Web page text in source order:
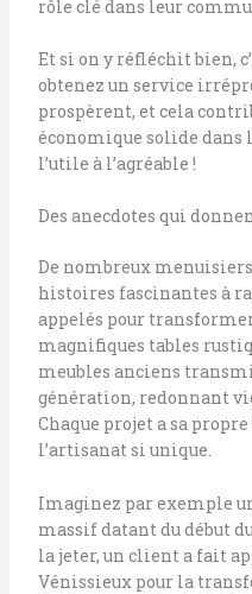
rôle clé dans leur
Et si on y réfléchit bien,
obtenez un service
prospèrent, et cela
économique solide dans
l’utile à l’agréable !
Des anecdotes qui
De nombreux
histoires fascinantes à
appelés pour
magnifiques tables
meubles anciens
génération, redonnant
Chaque projet a sa
l’artisanat si unique.
Imaginez par exemple
massif datant du début
la jeter, un client a fait
Vénissieux pour la